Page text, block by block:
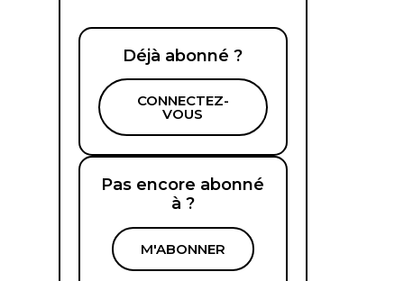
Déjà abonné ?
CONNECTEZ-
VOUS
Pas encore abonné
à ?
M'ABONNER